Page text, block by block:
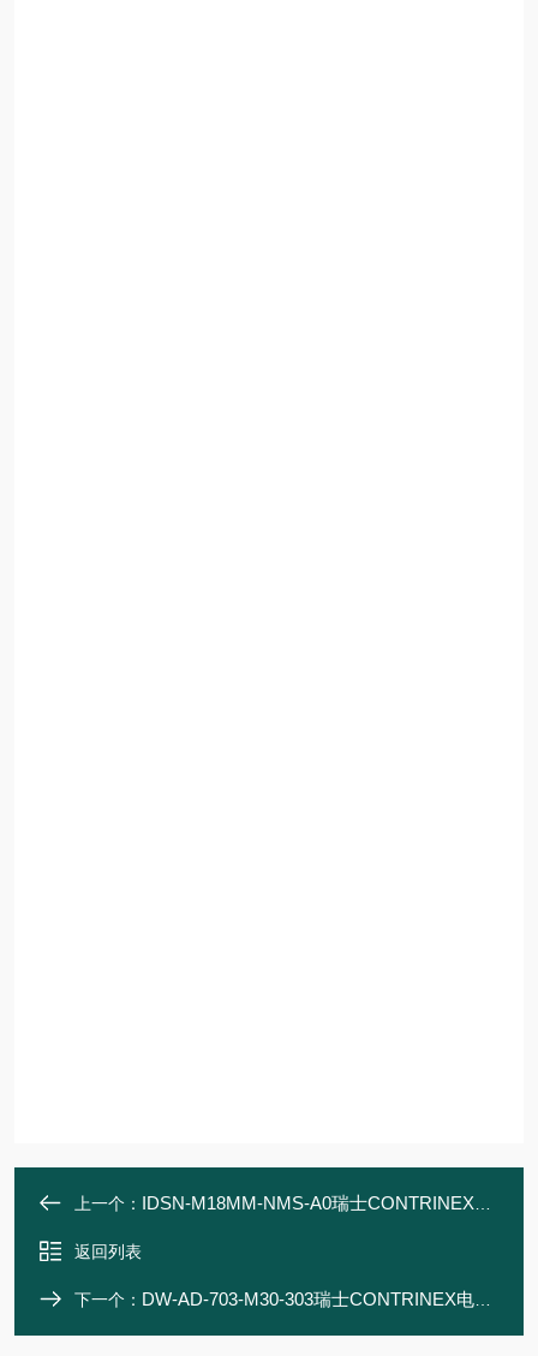
上一个： IDSN-M18MM-NMS-A0瑞士CONTRINEX电感式传感器
返回列表
下一个： DW-AD-703-M30-303瑞士CONTRINEX电感式传感器